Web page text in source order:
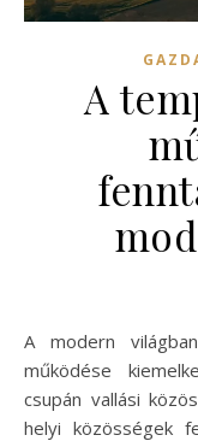
A
A modern világban a templomgazdaság szerepe és
működése
csupán vallási
helyi közösségek